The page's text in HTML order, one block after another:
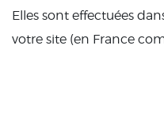
Elles sont effectuées
votre site (en France